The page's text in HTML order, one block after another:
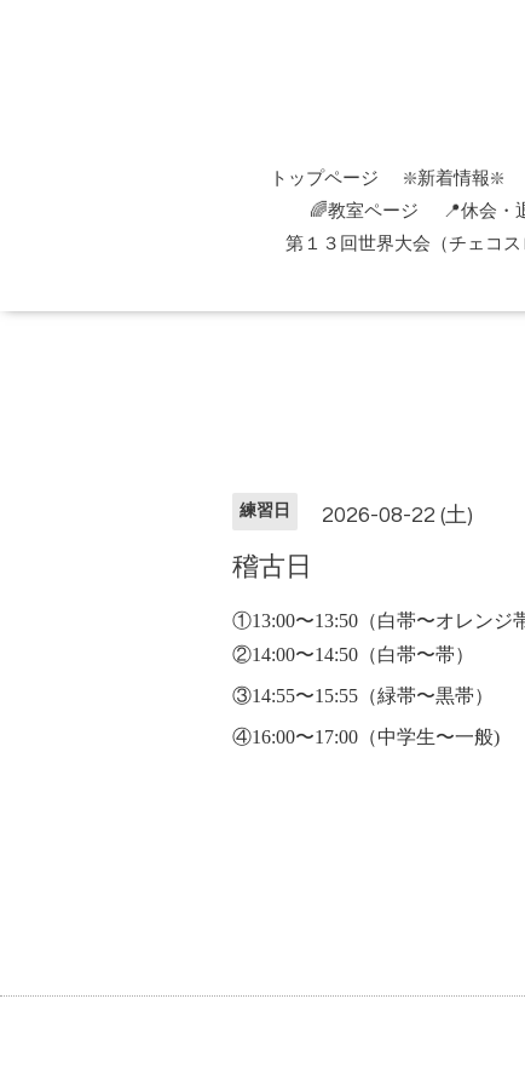
トップページ ❇️新着情報❇️
🌈教室ページ
📍休会・
第１３回世界大会（チェコ
練習日 2026-08-22 (土)
稽古日
①13:00〜13:50 （白帯〜オレンジ
②14:00〜14:50（白帯〜帯）
③14:55〜15:55（緑帯〜黒帯）
④16:00〜17:00（中学生〜一般)